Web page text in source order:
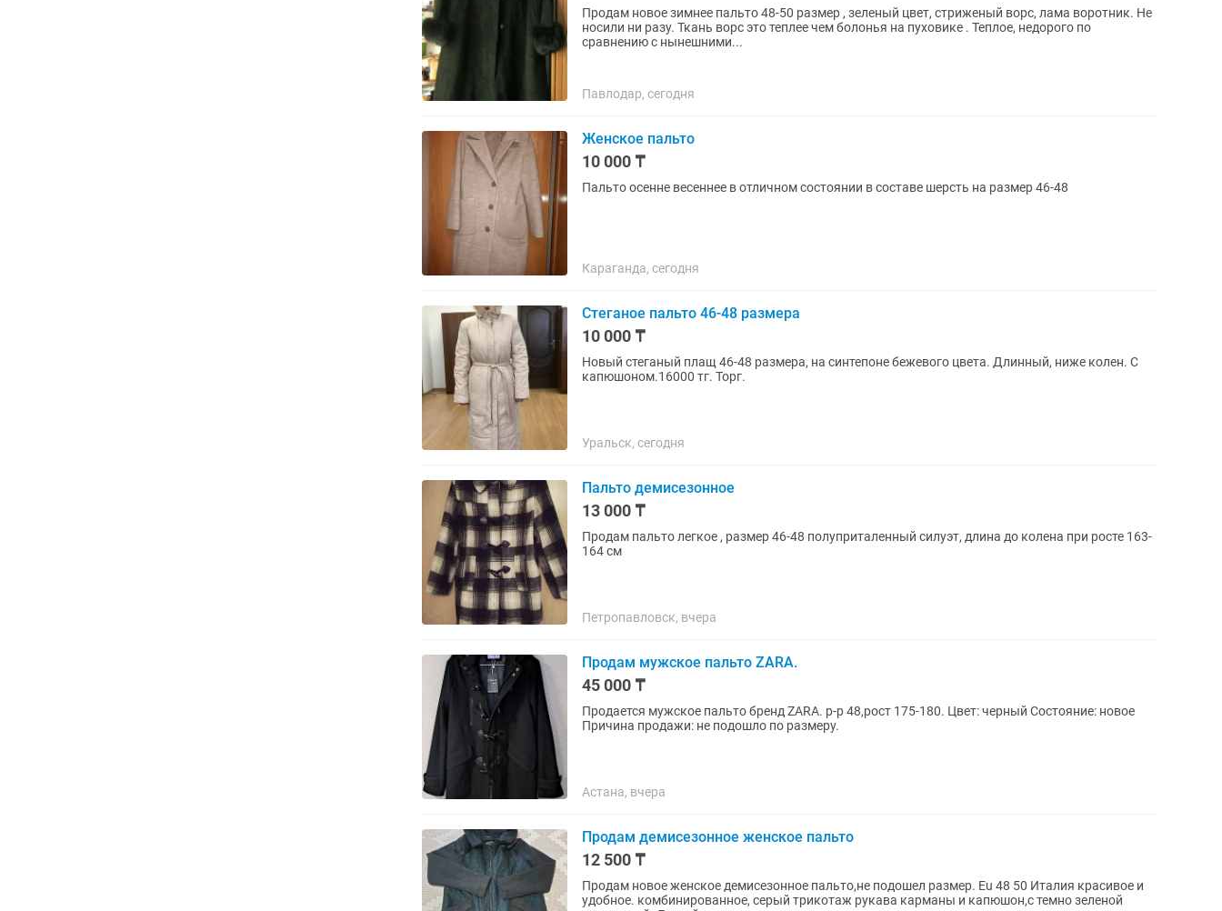
Продам новое зимнее пальто 48-50 размер , зеленый цвет, стриженый ворс, лама воротник. Не
носили ни разу. Ткань ворс это теплее чем болонья на пуховике . Теплое, недорого по
сравнению с нынешними...
Павлодар, сегодня
Женское пальто
10 000 ₸
Пальто осенне весеннее в отличном состоянии в составе шерсть на размер 46-48
Караганда, сегодня
Стеганое пальто 46-48 размера
10 000 ₸
Новый стеганый плащ 46-48 размера, на синтепоне бежевого цвета. Длинный, ниже колен. С
капюшоном.16000 тг. Торг.
Уральск, сегодня
Пальто демисезонное
13 000 ₸
Продам пальто легкое , размер 46-48 полуприталенный силуэт, длина до колена при росте 163-
164 см
Петропавловск, вчера
Продам мужское пальто ZARA.
45 000 ₸
Продается мужское пальто бренд ZARA. р-р 48,рост 175-180. Цвет: черный Состояние: новое
Причина продажи: не подошло по размеру.
Астана, вчера
Продам демисезонное женское пальто
12 500 ₸
Продам новое женское демисезонное пальто,не подошел размер. Eu 48 50 Италия красивое и
удобное. комбинированное, серый трикотаж рукава карманы и капюшон,с темно зеленой